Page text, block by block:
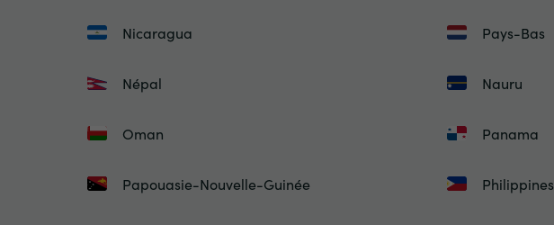
Nicaragua Pays-Bas
Népal Nauru
Oman Panama
Papouasie-Nouvelle-Guinée Philippines